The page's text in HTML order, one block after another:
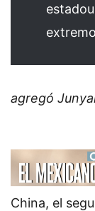
agregó
China, el